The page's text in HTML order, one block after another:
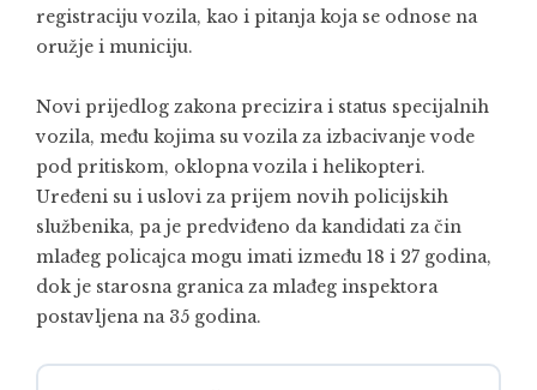
registraciju vozila, kao i pitanja koja se odnose na
oružje i municiju.
Novi prijedlog zakona precizira i status specijalnih
vozila, među kojima su vozila za izbacivanje vode
pod pritiskom, oklopna vozila i helikopteri.
Uređeni su i uslovi za prijem novih policijskih
službenika, pa je predviđeno da kandidati za čin
mlađeg policajca mogu imati između 18 i 27 godina,
dok je starosna granica za mlađeg inspektora
postavljena na 35 godina.